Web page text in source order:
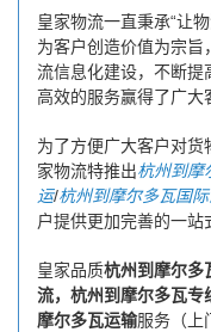
皇家物流一直秉承“让
为客户创造价值为宗
流信息化建设，不断提
高效的服务赢得了广大
为了方便广大客户对货
家物流特推出杭州到摩
运/杭州到摩尔多瓦国
户提供更加完善的一站
皇家品质杭州到摩尔多
流，杭州到摩尔多瓦专
摩尔多瓦运输服务（上